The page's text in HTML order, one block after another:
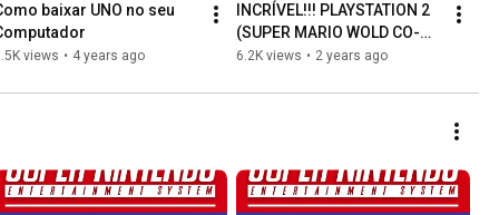
baixar UNO no seu
views • 4 years ago
INCRÍVEL!!! PLAYSTATION 2
(SUPER MARIO WOLD CO-
OP) DIRETAMENTE SO SNES
TOP.
6.2K views • 2 years ago